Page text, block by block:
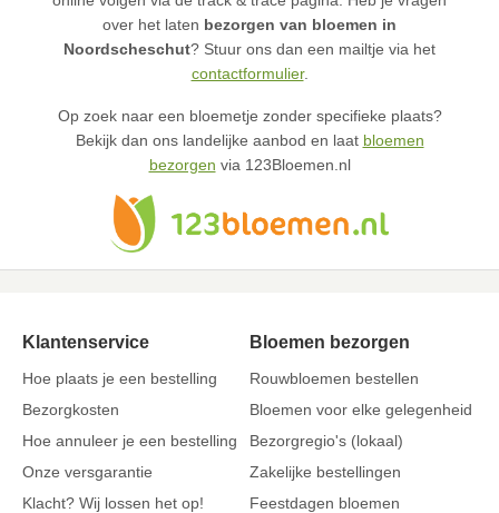
over het laten bezorgen van bloemen in
Noordscheschut? Stuur ons dan een mailtje via het
contactformulier.
Op zoek naar een bloemetje zonder specifieke plaats?
Bekijk dan ons landelijke aanbod en laat bloemen
bezorgen via 123Bloemen.nl
Klantenservice
Hoe plaats je een bestelling
Bezorgkosten
Hoe annuleer je een bestelling
Onze versgarantie
Klacht? Wij lossen het op!
Bloemen bezorgen
Rouwbloemen bestellen
Bloemen voor elke gelegenheid
Bezorgregio's (lokaal)
Zakelijke bestellingen
Feestdagen bloemen